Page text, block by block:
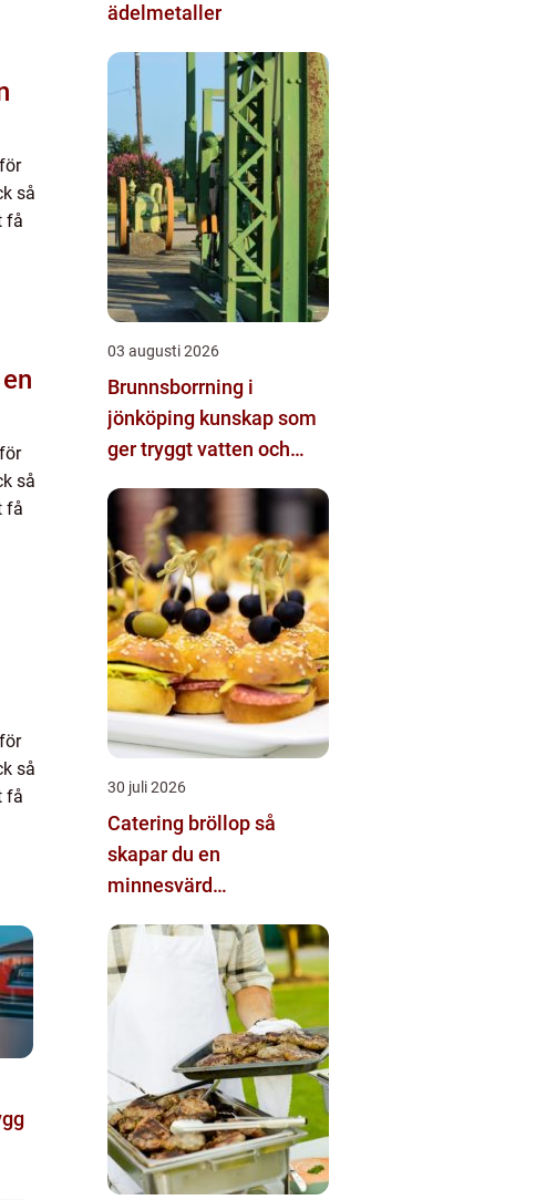
så
få
så
få
så
få
ädelmetaller
03 augusti 2026
Brunnsborrning i
jönköping kunskap som
ger tryggt vatten och
30 juli 2026
Catering bröllop så
skapar du en
minnesvärd